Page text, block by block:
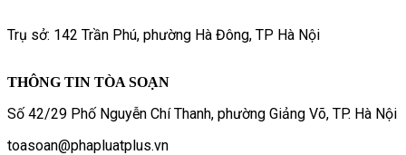
Trụ sở: 142 Trần Phú, phường Hà Đông, TP Hà Nội
THÔNG TIN TÒA SOẠN
Số 42/29 Phố Nguyễn Chí Thanh, phường Giảng Võ, TP. Hà Nội
toasoan@phapluatplus.vn